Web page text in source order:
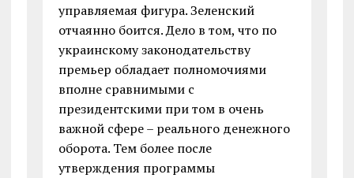
управляемая фигура. Зеленский
отчаянно боится. Дело в том, что по
украинскому законодательству
премьер обладает полномочиями
вполне сравнимыми с
президентскими при том в очень
важной сфере – реального денежного
оборота. Тем более после
утверждения программы